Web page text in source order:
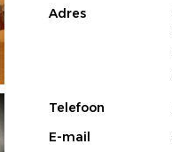
Adres
Telefoon
E-mail